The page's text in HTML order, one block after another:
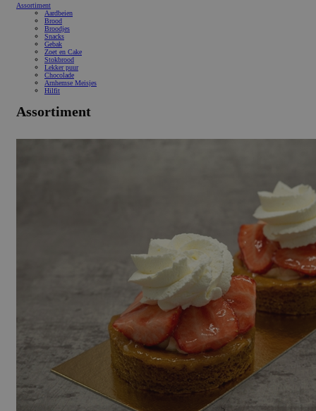
Assortiment
Aardbeien
Brood
Broodjes
Snacks
Gebak
Zoet en Cake
Stokbrood
Lekker puur
Chocolade
Arnhemse Meisjes
Hilfit
Assortiment